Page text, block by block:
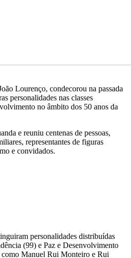
Lourenço, condecorou na passada
personalidades nas classes
no âmbito dos 50 anos da
e reuniu centenas de pessoas,
representantes de figuras
e convidados.
personalidades distribuídas
(99) e Paz e Desenvolvimento
Manuel Rui Monteiro e Rui